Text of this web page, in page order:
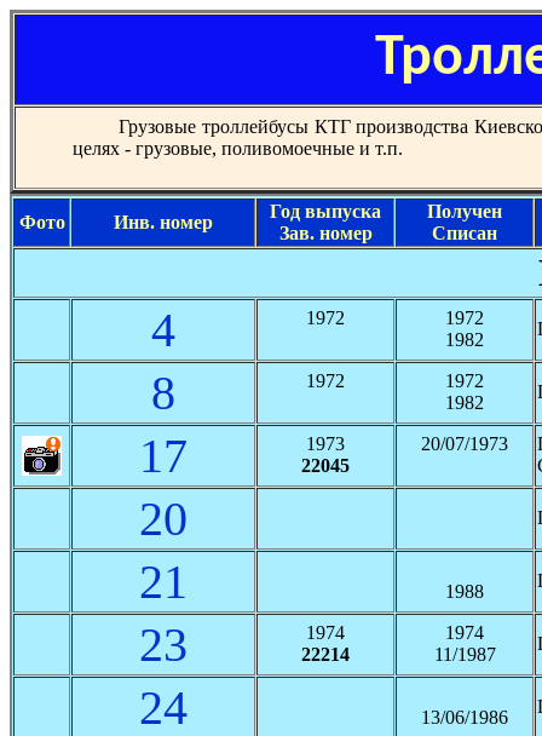
Грузовые троллейбусы КТГ производства
целях - грузовые, поливомоечные и т.п.
Фото Инв. номер
Год выпуска
Зав. номер
Получен
Списан
4 1972
1972
1982
8 1972
1972
1982
17
1973
22045
20/07/1973
20
21 1988
23
1974
22214
1974
11/1987
24 13/06/1986